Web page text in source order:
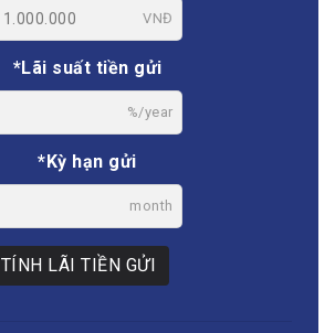
VNĐ
*Lãi suất tiền gửi
%/year
*Kỳ hạn gửi
month
TÍNH LÃI TIỀN GỬI